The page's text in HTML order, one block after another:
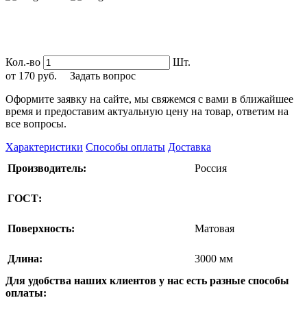
Кол.-во
Шт.
от 170 руб.
Задать вопрос
Оформите заявку на сайте, мы свяжемся с вами в ближайшее
время и предоставим актуальную цену на товар, ответим на
все вопросы.
Характеристики Способы оплаты Доставка
Производитель:
Россия
ГОСТ:
Поверхность: Матовая
Длина:
3000 мм
Для удобства наших клиентов у нас есть разные способы
оплаты: